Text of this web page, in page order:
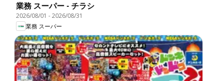
業務 スーパー - チラシ
2026/08/01 -2026/08/31
業務 スーパー